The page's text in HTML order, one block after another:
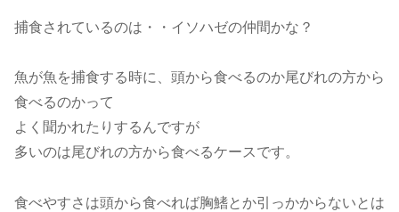
捕食されているのは・・イソハゼの仲間かな？
魚が魚を捕食する時に、頭から食べるのか尾びれの方から
食べるのかって
よく聞かれたりするんですが
多いのは尾びれの方から食べるケースです。
食べやすさは頭から食べれば胸鰭とか引っかからないとは